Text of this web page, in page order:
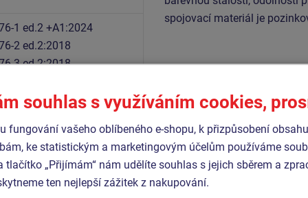
1 ed.2 +A1:2024
2 ed.2:2018
3 ed.2:2018
spojovací materiál je
Podobnézboží
1039K-15 Produkt - UNH-1041K-15
souhlas s využíváním cookies,
fungování vašeho oblíbeného e-shopu, k přizpůsobení
ke statistickým a marketingovým účelům používáme
tlačítko „Přijímám“ nám udělíte souhlas s jejich sběrem a
ten nejlepší zážitek z nakupování.